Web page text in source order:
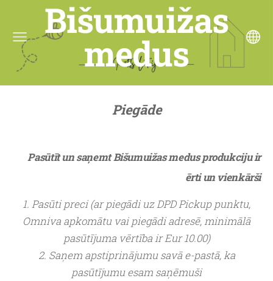
Bišumuižas
medus
Piegāde
Pasūtīt un saņemt Bišumuižas medus produkciju ir
ērti un vienkārši
1. Pasūti preci (ar piegādi uz DPD Pickup punktu,
Omniva apkomātu vai piegādi adresē, minimālā
pasūtījuma vērtība ir Eur 10.00)
2. Saņem apstiprinājumu savā e-pastā, ka
pasūtījumu esam saņēmuši